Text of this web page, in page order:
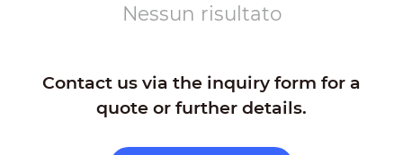
Nessun risultato
Contact us via the inquiry form for a
quote or further details.